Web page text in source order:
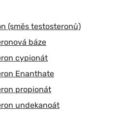
(směs testosteronů)
báze
cypionát
Enanthate
propionát
undekanoát